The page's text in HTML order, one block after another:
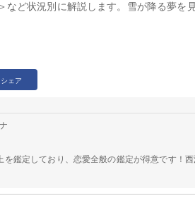
など状況別に解説します。雪が降る夢を
シェア
鑑定しており、恋愛全般の鑑定が得意です！